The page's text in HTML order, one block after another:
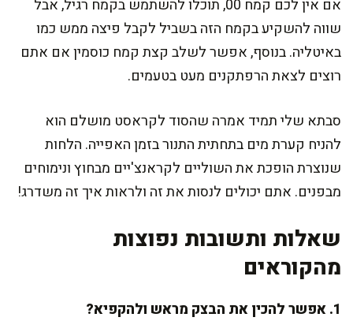
אם אין לכם קמח 00, תוכלו להשתמש בקמח רגיל, אבל
שווה להשקיע בקמח הזה בשביל לקבל פיצה ממש כמו
באיטליה. בנוסף, אפשר לשלב קצת קמח כוסמין אם אתם
רוצים לצאת הרפתקנים מעט בטעמים.
סבתא שלי תמיד אמרה שהסוד לקראסט מושלם הוא
להניח קערת מים בתחתית התנור בזמן האפייה. הלחות
שנוצרת הופכת את השוליים לקראנצ'יים מבחוץ ונימוחים
מבפנים. אתם יכולים לנסות את זה ולראות איך זה משדרג!
שאלות ותשובות נפוצות
מהקוראים
1. אפשר להכין את הבצק מראש ולהקפיא?